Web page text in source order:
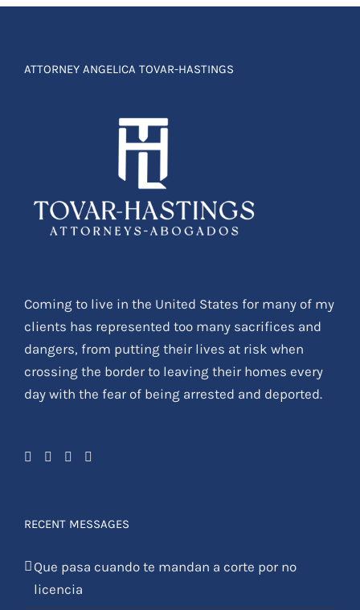
ATTORNEY ANGELICA TOVAR-HASTINGS
Coming to live in the United States for many of my
clients has represented too many sacrifices and
dangers, from putting their lives at risk when
crossing the border to leaving their homes every
day with the fear of being arrested and deported.
RECENT MESSAGES
Que pasa cuando te mandan a corte por no
licencia